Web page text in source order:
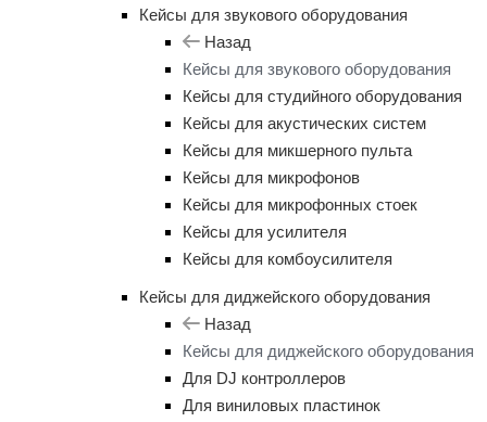
Кейсы для звукового оборудования
Назад
Кейсы для звукового оборудования
Кейсы для студийного оборудования
Кейсы для акустических систем
Кейсы для микшерного пульта
Кейсы для микрофонов
Кейсы для микрофонных стоек
Кейсы для усилителя
Кейсы для комбоусилителя
Кейсы для диджейского оборудования
Назад
Кейсы для диджейского оборудования
Для DJ контроллеров
Для виниловых пластинок